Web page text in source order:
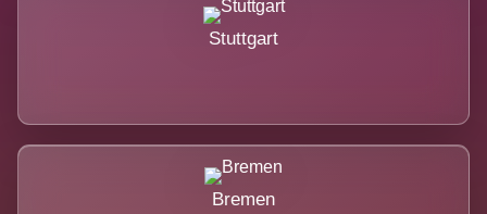
Stuttgart
Bremen